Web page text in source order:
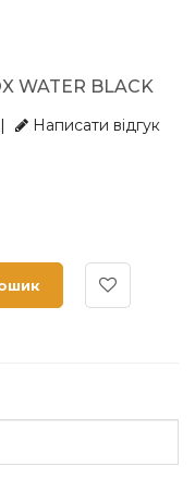
BLACK
Написати відгук